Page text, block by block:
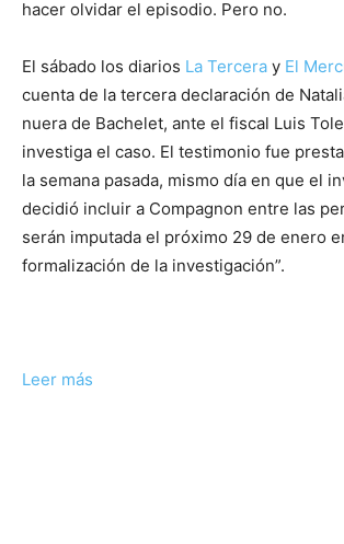
hacer olvidar el episodio. Pero no.
El sábado los diarios La Tercera y El
cuenta de la tercera declaración de
nuera de Bachelet, ante el fiscal Luis
investiga el caso. El testimonio fue
la semana pasada, mismo día en que el
decidió incluir a Compagnon entre las
serán imputada el próximo 29 de enero
formalización de la investigación”.
Leer más